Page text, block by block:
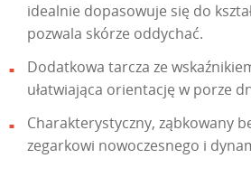
idealnie dopasowuje się do
pozwala skórze oddychać.
Dodatkowa tarcza ze
ułatwiająca orientację w porze
Charakterystyczny, ząbkowany
zegarkowi nowoczesnego i